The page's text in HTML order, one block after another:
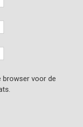
browser voor de